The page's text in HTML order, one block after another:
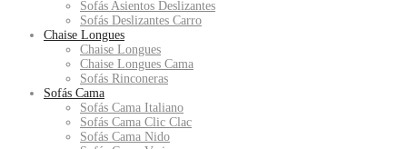
Sofás Asientos Deslizantes
Sofás Deslizantes Carro
Chaise Longues
Chaise Longues
Chaise Longues Cama
Sofás Rinconeras
Sofás Cama
Sofás Cama Italiano
Sofás Cama Clic Clac
Sofás Cama Nido